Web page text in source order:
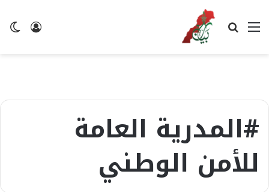
تسجيل
القائمة بحث
#المدرية العامة
للأمن الوطني